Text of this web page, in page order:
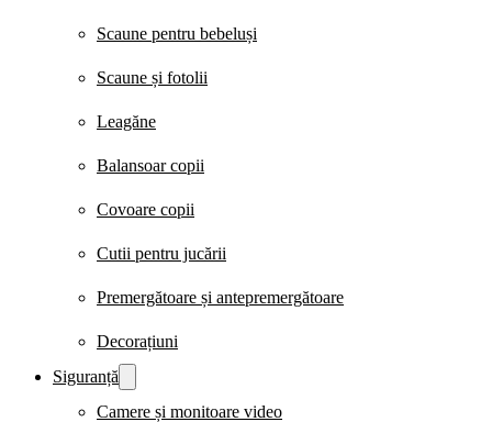
Scaune pentru bebeluși
Scaune și fotolii
Leagăne
Balansoar copii
Covoare copii
Cutii pentru jucării
Premergătoare și antepremergătoare
Decorațiuni
Siguranță
Camere și monitoare video